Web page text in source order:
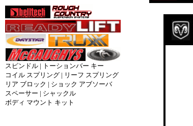
スピンドル | トーションバー キー
コイル スプリング | リーフ スプリング
リア ブロック | ショック アブソーバ
スペーサー | シャックル
ボディ マウント キット